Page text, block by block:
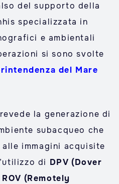
del supporto della
specializzata in
e ambientali
si sono svolte
del Mare
la generazione di
subacqueo che
immagini acquisite
di DPV (Dover
(Remotely